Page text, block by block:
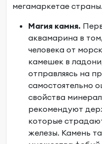
мегамаркетае страны.
Магия камня.
аквамарина в
человека от
камешек в
отправляясь на
самостоятельно
свойства
рекомендуют
которые
железы. Камень